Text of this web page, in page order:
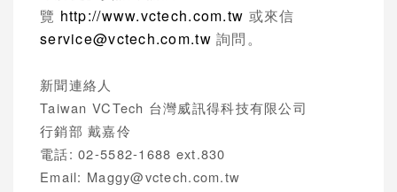
覽 http://www.vctech.com.tw 或來信
service@vctech.com.tw 詢問。
新聞連絡人
Taiwan VCTech 台灣威訊得科技有限公司
行銷部 戴嘉伶
電話: 02-5582-1688 ext.830
Email: Maggy@vctech.com.tw